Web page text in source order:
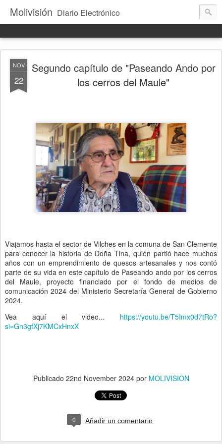
Molivisión Diario Electrónico
NOV
22
Segundo capítulo de "Paseando Ando por
los cerros del Maule"
Viajamos hasta el sector de Vilches en la comuna de San Clemente
para conocer la historia de Doña Tina, quién partió hace muchos
años con un emprendimiento de quesos artesanales y nos contó
parte de su vida en este capítulo de Paseando ando por los cerros
del Maule, proyecto financiado por el fondo de medios de
comunicación 2024 del Ministerio Secretaría General de Gobierno
2024.
Vea aquí el video... https://youtu.be/T5Imx0d7tRo?
si=Gn3gfXj7KMCxHnxX
Publicado 22nd November 2024por MOLIVISION
0 Añadir un comentario